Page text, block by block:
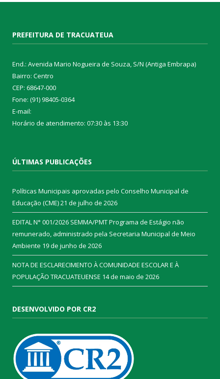
PREFEITURA DE TRACUATEUA
End.: Avenida Mario Nogueira de Souza, S/N (Antiga Embrapa)
Bairro: Centro
CEP: 68647-000
Fone: (91) 98405-0364
E-mail:
Horário de atendimento: 07:30 às 13:30
ÚLTIMAS PUBLICAÇÕES
Políticas Municipais aprovadas pelo Conselho Municipal de
Educação (CME)21 de julho de 2026
EDITAL N° 001/2026 SEMMA/PMT Programa de Estágio não
remunerado, administrado pela Secretaria Municipal de Meio
Ambiente 19 de junho de 2026
NOTA DE ESCLARECIMENTO À COMUNIDADE ESCOLAR E À
POPULAÇÃO TRACUATEUENSE 14 de maio de 2026
DESENVOLVIDO POR CR2